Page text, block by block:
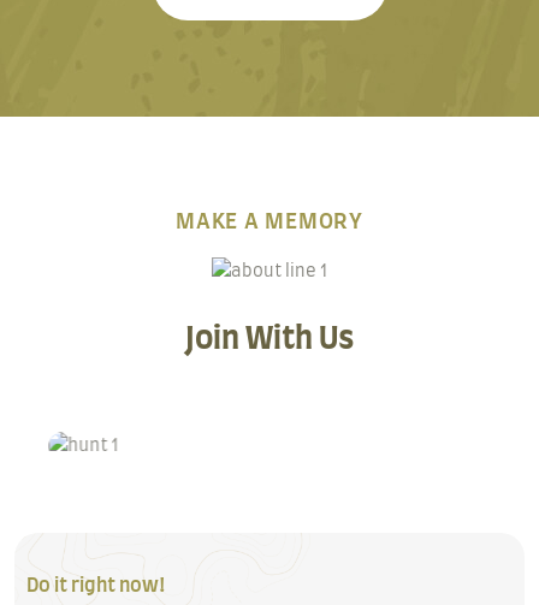
MAKE A MEMORY
Join With Us
Do it right now!